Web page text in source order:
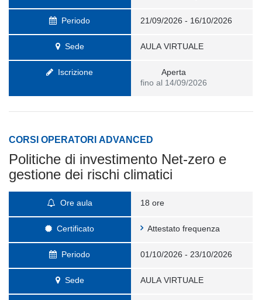
Periodo 21/09/2026 - 16/10/2026
Sede AULA VIRTUALE
Iscrizione
Aperta
fino al 14/09/2026
CORSI OPERATORI ADVANCED
Politiche di investimento Net-zero e
gestione dei rischi climatici
Ore aula 18 ore
Certificato Attestato frequenza
Periodo 01/10/2026 - 23/10/2026
Sede AULA VIRTUALE